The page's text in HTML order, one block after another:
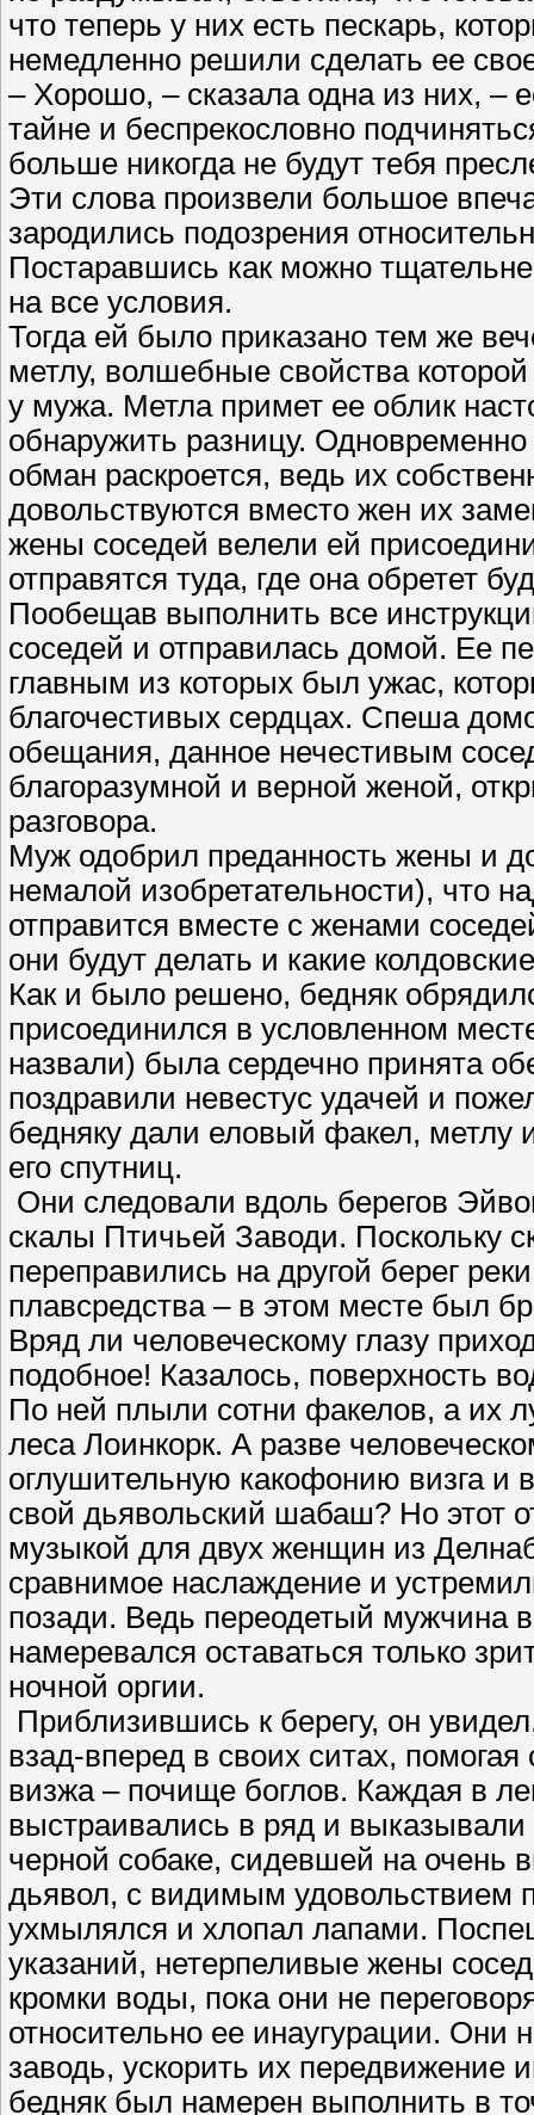
что теперь у них есть пескарь,
немедленно решили сделать ее
– Хорошо, – сказала одна из них, –
тайне и беспрекословно
больше никогда не будут тебя
Эти слова произвели большое
зародились подозрения
Постаравшись как можно
на все условия.
Тогда ей было приказано тем же
метлу, волшебные свойства
у мужа. Метла примет ее облик
обнаружить разницу.
обман раскроется, ведь их
довольствуются вместо жен их
жены соседей велели ей
отправятся туда, где она обретет
Пообещав выполнить все
соседей и отправилась домой. Ее
главным из которых был ужас,
благочестивых сердцах. Спеша
обещания, данное нечестивым
благоразумной и верной женой,
разговора.
Муж одобрил преданность жены и
немалой изобретательности), что
отправится вместе с женами
они будут делать и какие
Как и было решено, бедняк
присоединился в условленном
назвали) была сердечно принята
поздравили невестус удачей и
бедняку дали еловый факел, метлу
его спутниц.
Они следовали вдоль берегов
скалы Птичьей Заводи. Поскольку
переправились на другой берег
плавсредства – в этом месте был
Вряд ли человеческому глазу
подобное! Казалось, поверхность
По ней плыли сотни факелов, а их
леса Лоинкорк. А разве
оглушительную какофонию визга и
свой дьявольский шабаш? Но этот
музыкой для двух женщин из
сравнимое наслаждение и
позади. Ведь переодетый мужчина
намеревался оставаться только
ночной оргии.
Приблизившись к берегу, он
взад-вперед в своих ситах,
визжа – почище боглов. Каждая в
выстраивались в ряд и
черной собаке, сидевшей на очень
дьявол, с видимым удовольствием
ухмылялся и хлопал лапами.
указаний, нетерпеливые жены
кромки воды, пока они не
относительно ее инаугурации. Они
заводь, ускорить их передвижение
бедняк был намерен выполнить в